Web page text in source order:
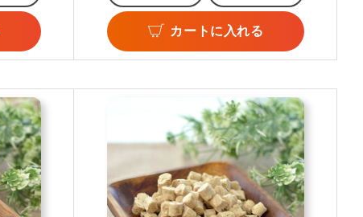
カートに入れる